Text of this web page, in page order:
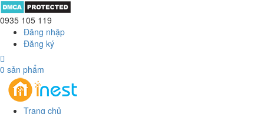
0935 105 119
Đăng nhập
Đăng ký
0 sản phẩm
Trang chủ